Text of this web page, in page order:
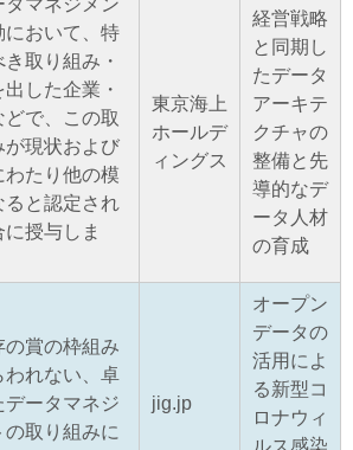
において、特
取り組み・
出した企業・
どで、この取
が現状および
わたり他の模
ると認定され
に授与しま
東京海上
ホールデ
ィングス
経営戦略
と同期し
たデータ
アーキテ
クチャの
整備と先
導的なデ
ータ人材
の育成
の賞の枠組み
われない、卓
データマネジ
の取り組みに
jig.jp
オープン
データの
活用によ
る新型コ
ロナウィ
ルス感染